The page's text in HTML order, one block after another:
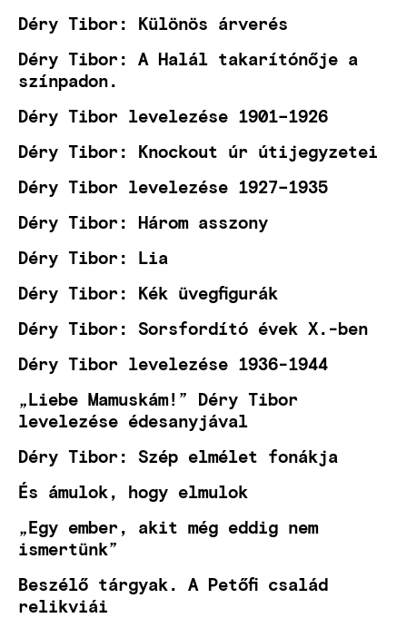
Déry Tibor: Különös árverés
Déry Tibor: A Halál takarítónője a
színpadon.
Déry Tibor levelezése 1901–1926
Déry Tibor: Knockout úr útijegyzetei
Déry Tibor levelezése 1927–1935
Déry Tibor: Három asszony
Déry Tibor: Lia
Déry Tibor: Kék üvegfigurák
Déry Tibor: Sorsfordító évek X.-ben
Déry Tibor levelezése 1936-1944
„Liebe Mamuskám!” Déry Tibor
levelezése édesanyjával
Déry Tibor: Szép elmélet fonákja
És ámulok, hogy elmulok
„Egy ember, akit még eddig nem
ismertünk”
Beszélő tárgyak. A Petőfi család
relikviái